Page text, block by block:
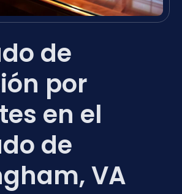
de
por
en el
de
VA